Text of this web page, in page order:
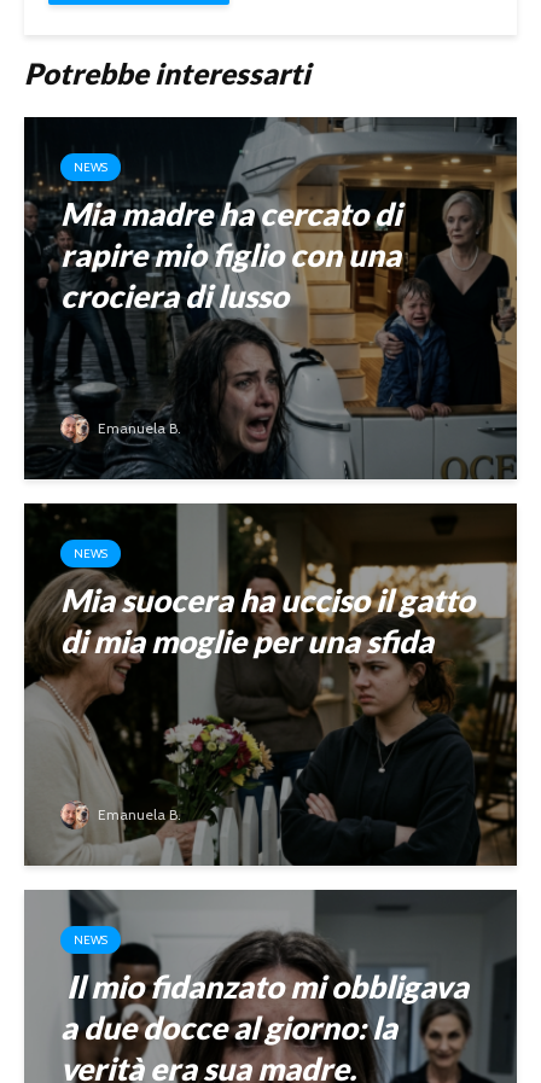
Potrebbe interessarti
NEWS
Mia madre ha cercato di
rapire mio figlio con una
crociera di lusso
Emanuela B.
NEWS
Mia suocera ha ucciso il gatto
di mia moglie per una sfida
Emanuela B.
NEWS
Il mio fidanzato mi obbligava
a due docce al giorno: la
verità era sua madre.